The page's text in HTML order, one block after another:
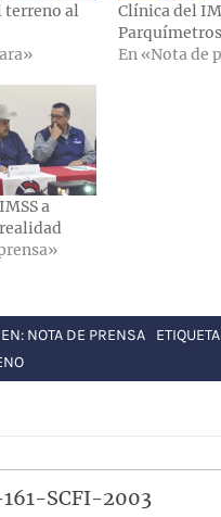
terreno al
Clínica del
Parquímetros
En «Nota de
a
NOTA DE PRENSA
SCFI-2003